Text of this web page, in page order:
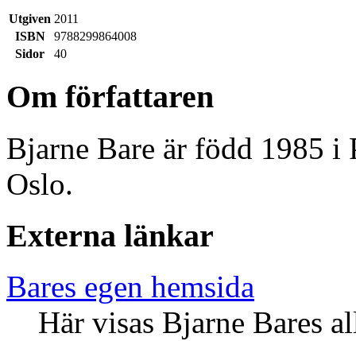
Utgiven 2011
ISBN
9788299864008
Sidor
40
Om författaren
Bjarne Bare är född 1985 i
Oslo.
Externa länkar
Bares egen hemsida
Här visas Bjarne Bares